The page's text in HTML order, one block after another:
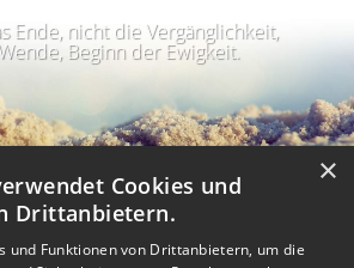
Ende, nicht die Vergänglichkeit,
Beginn der Ewigkeit.
×
Cookies und
Drittanbietern.
und Funktionen von Drittanbietern, um die